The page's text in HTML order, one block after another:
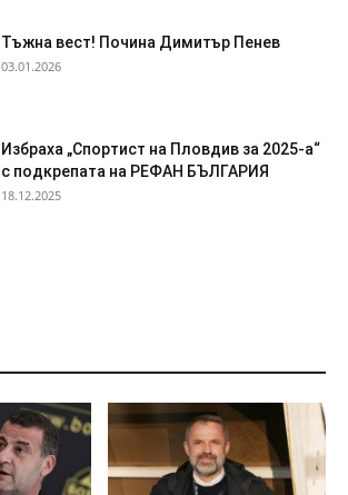
Тъжна вест! Почина Димитър Пенев
03.01.2026
Избраха „Спортист на Пловдив за 2025-а“
с подкрепата на РЕФАН БЪЛГАРИЯ
18.12.2025